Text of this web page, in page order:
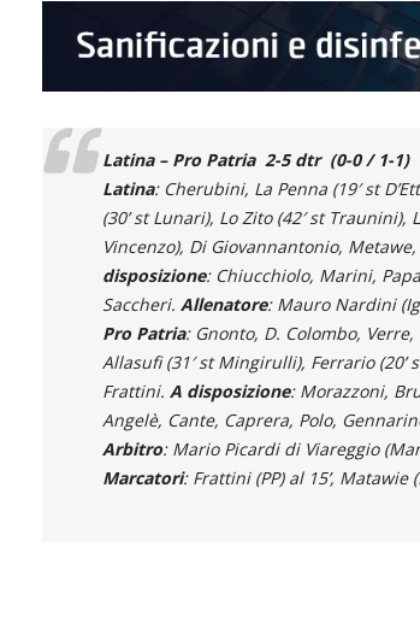
Latina – Pro Patria 2-5 dtr (0-0 / 1-1)
Latina: Cherubini, La Penna (19′ st
(30’ st Lunari), Lo Zito (42′ st Traunini),
Vincenzo), Di Giovannantonio,
disposizione: Chiucchiolo, Marini,
Saccheri. Allenatore: Mauro Nardini
Pro Patria: Gnonto, D. Colombo,
Allasufi (31′ st Mingirulli), Ferrario (20’
Frattini. A disposizione: Morazzoni,
Angelè, Cante, Caprera, Polo,
Arbitro: Mario Picardi di Viareggio
Marcatori: Frattini (PP) al 15’, Matawie